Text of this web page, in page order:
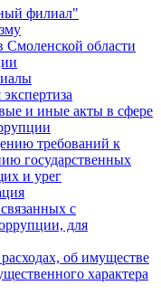
филиал"
области
и иные акты в сфере
требований к
государственных
и урег
с
для
об имуществе
характера